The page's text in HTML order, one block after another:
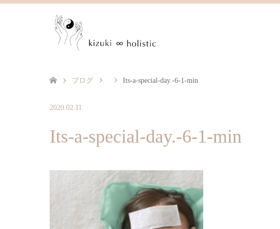
ブログ Its-a-special-day.-6-1-min
2020.02.11
Its-a-special-day.-6-1-min